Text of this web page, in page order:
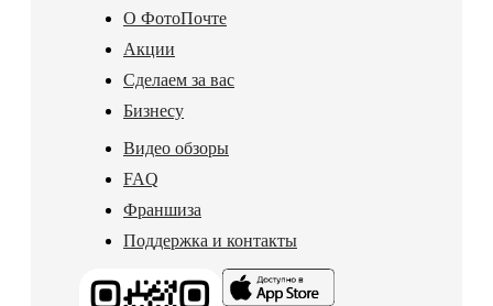
О ФотоПочте
Акции
Сделаем за вас
Бизнесу
Видео обзоры
FAQ
Франшиза
Поддержка и контакты